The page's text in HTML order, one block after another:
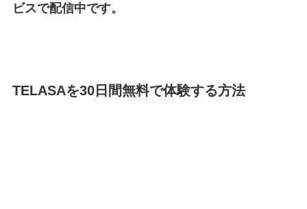
ビスで配信中です。
TELASAを30日間無料で体験する方法